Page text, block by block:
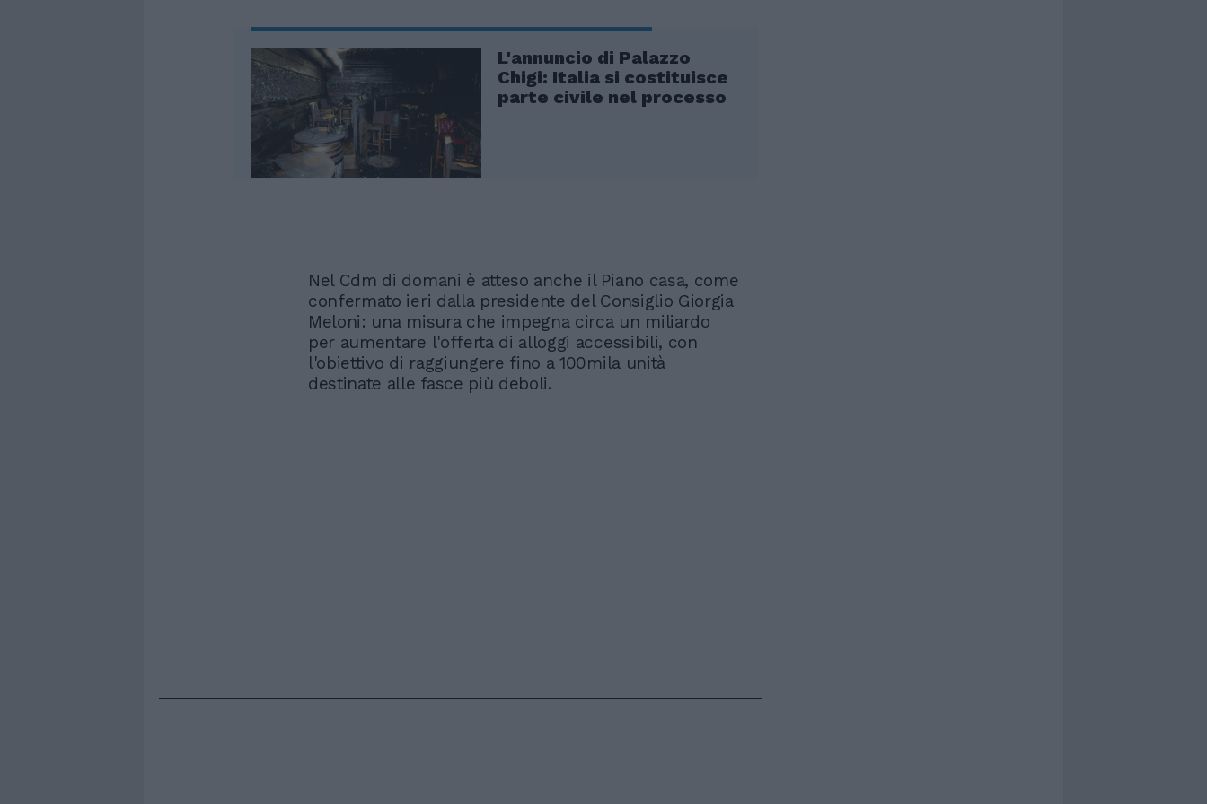
L'annuncio di Palazzo
Chigi: Italia si costituisce
parte civile nel processo
Nel Cdm di domani è atteso anche il Piano casa, come
confermato ieri dalla presidente del Consiglio Giorgia
Meloni: una misura che impegna circa un miliardo
per aumentare l'offerta di alloggi accessibili, con
l'obiettivo di raggiungere fino a 100mila unità
destinate alle fasce più deboli.